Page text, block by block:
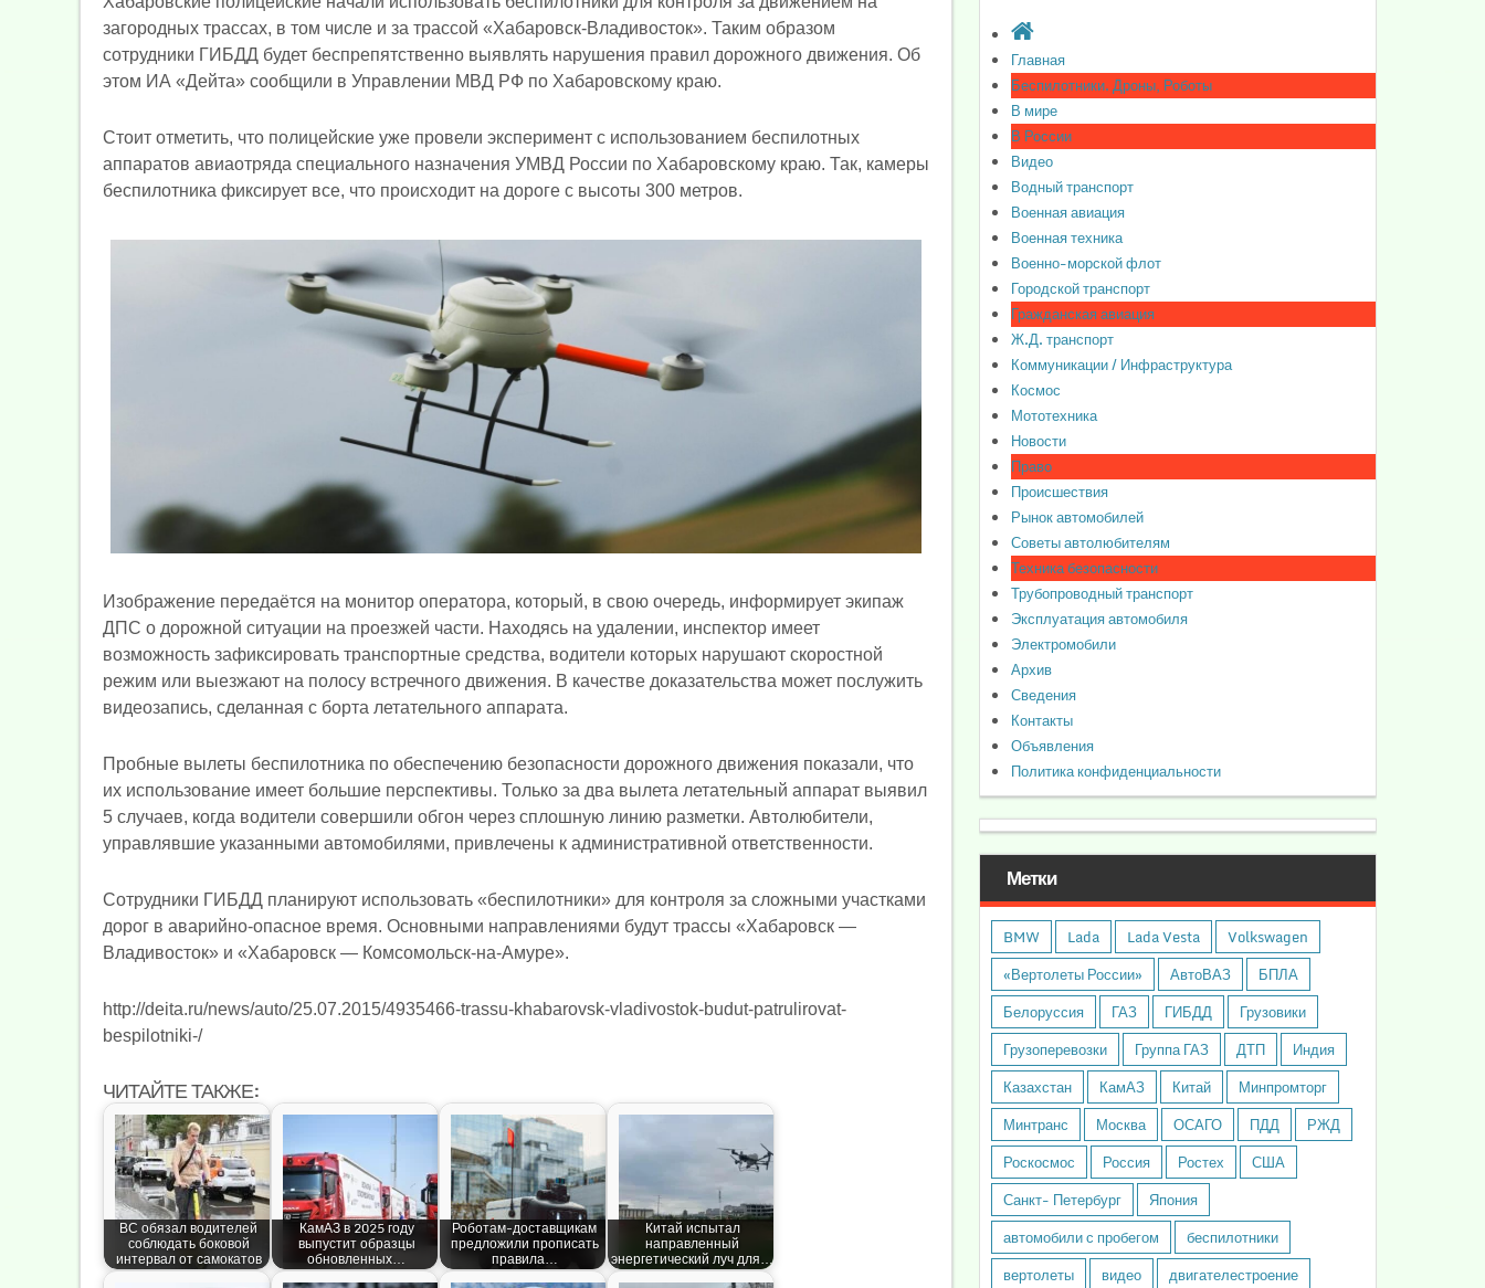
загородных трассах, в том числе и за трассой «Хабаровск-Владивосток». Таким образом
сотрудники ГИБДД будет беспрепятственно выявлять нарушения правил дорожного движения. Об
этом ИА «Дейта» сообщили в Управлении МВД РФ по Хабаровскому краю.
Стоит отметить, что полицейские уже провели эксперимент с использованием беспилотных
аппаратов авиаотряда специального назначения УМВД России по Хабаровскому краю. Так, камеры
беспилотника фиксирует все, что происходит на дороге с высоты 300 метров.
Изображение передаётся на монитор оператора, который, в свою очередь, информирует экипаж
ДПС о дорожной ситуации на проезжей части. Находясь на удалении, инспектор имеет
возможность зафиксировать транспортные средства, водители которых нарушают скоростной
режим или выезжают на полосу встречного движения. В качестве доказательства может послужить
видеозапись, сделанная с борта летательного аппарата.
Пробные вылеты беспилотника по обеспечению безопасности дорожного движения показали, что
их использование имеет большие перспективы. Только за два вылета летательный аппарат выявил
5 случаев, когда водители совершили обгон через сплошную линию разметки. Автолюбители,
управлявшие указанными автомобилями, привлечены к административной ответственности.
Сотрудники ГИБДД планируют использовать «беспилотники» для контроля за сложными участками
дорог в аварийно-опасное время. Основными направлениями будут трассы «Хабаровск —
Владивосток» и «Хабаровск — Комсомольск-на-Амуре».
http://deita.ru/news/auto/25.07.2015/4935466-trassu-khabarovsk-vladivostok-budut-patrulirovat-
bespilotniki-/
ЧИТАЙТЕ ТАКЖЕ:
ВС обязал водителей
соблюдать боковой
интервал от самокатов
КамАЗ в 2025 году
выпустит образцы
обновленных…
Роботам-доставщикам
предложили прописать
правила…
Китай испытал
направленный
энергетический луч для…
Главная
Беспилотники. Дроны, Роботы
В мире
В России
Видео
Водный транспорт
Военная авиация
Военная техника
Военно-морской флот
Городской транспорт
Гражданская авиация
Ж.Д. транспорт
Коммуникации / Инфраструктура
Космос
Мототехника
Новости
Право
Происшествия
Рынок автомобилей
Советы автолюбителям
Техника безопасности
Трубопроводный транспорт
Эксплуатация автомобиля
Электромобили
Архив
Сведения
Контакты
Объявления
Политика конфиденциальности
Метки
BMW Lada Lada Vesta
Volkswagen
«Вертолеты России»
АвтоВАЗ
БПЛА
Белоруссия
ГАЗ ГИБДД
Грузовики
Грузоперевозки
Группа ГАЗ ДТП
Индия
Казахстан
КамАЗ Китай
Минпромторг
Минтранс
Москва ОСАГО ПДД
РЖД
Роскосмос
Россия Ростех
США
Санкт- Петербург
Япония
автомобили с пробегом
беспилотники
вертолеты
видео
двигателестроение